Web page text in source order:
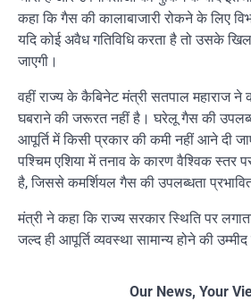
कहा कि गैस की कालाबाजारी रोकने के लिए
यदि कोई अवैध गतिविधि करता है तो उसके
जाएगी।
वहीं राज्य के कैबिनेट मंत्रीसतपाल महाराजने
घबराने की जरूरत नहीं है। घरेलू गैस की
आपूर्ति में किसी प्रकार की कमी नहीं आने दी
पश्चिम एशिया में तनाव के कारण वैश्विक स्तर
है, जिससे कमर्शियल गैस की उपलब्धता
मंत्री ने कहा कि राज्य सरकार स्थिति पर
जल्द ही आपूर्ति व्यवस्था सामान्य होने की
Our News, Your